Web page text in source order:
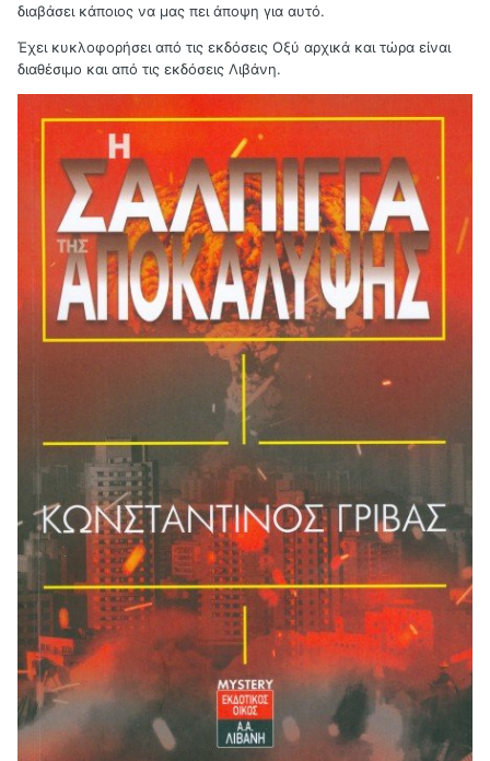
διαβάσει κάποιος να μας πει άποψη για αυτό.
Έχει κυκλοφορήσει από τις εκδόσεις Οξύ αρχικά και τώρα είναι
διαθέσιμο και από τις εκδόσεις Λιβάνη.